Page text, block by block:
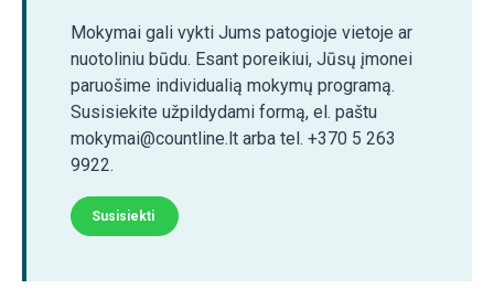
Mokymai gali vykti Jums patogioje vietoje ar
nuotoliniu būdu. Esant poreikiui, Jūsų įmonei
paruošime individualią mokymų programą.
Susisiekite užpildydami formą, el. paštu
mokymai@countline.lt arba tel. +370 5 263
9922.
Susisiekti